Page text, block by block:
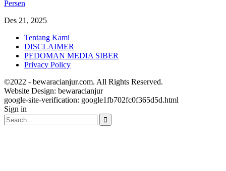
Persen
Des 21, 2025
Tentang Kami
DISCLAIMER
PEDOMAN MEDIA SIBER
Privacy Policy
©2022 - bewaracianjur.com. All Rights Reserved.
Website Design: bewaracianjur
google-site-verification: google1fb702fc0f365d5d.html
Sign in